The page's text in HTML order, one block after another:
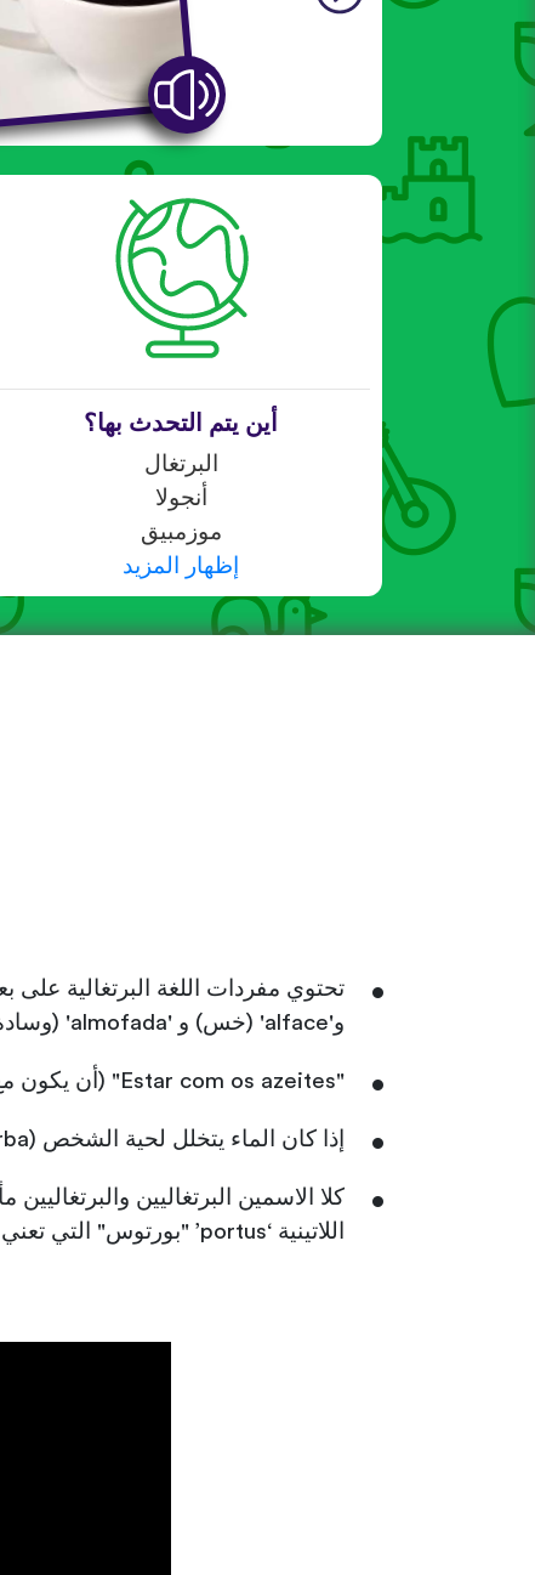
أين يتم التحدث بها؟
البرتغال
أنجولا
موزمبيق
إظهار المزيد
و'alface' (خس) و 'almofada' (وسادة).
"Estar com os azeites" (أن يكون مع زيت الزيتون) تعني أن تنزعج أو تغضب
إذا كان الماء يتخلل لحية الشخص (água pela barba) فهذا يعني أنه يعمل بجد.
كلا الاسمين البرتغاليين
اللاتينية ‘portus’ "بورتوس" التي تعني ميناء أو مرفأ.